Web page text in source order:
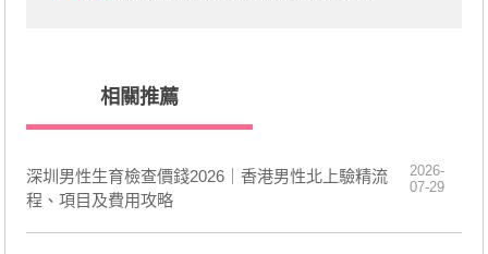
相關推薦
深圳男性生育檢查價錢2026｜香港男性北上驗精流
程、項目及費用攻略
2026-
07-29